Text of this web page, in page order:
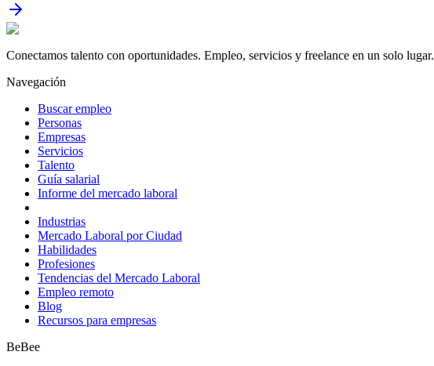
Conectamos talento con oportunidades. Empleo, servicios y freelance en un solo lugar.
Navegación
Buscar empleo
Personas
Empresas
Servicios
Talento
Guía salarial
Informe del mercado laboral
Industrias
Mercado Laboral por Ciudad
Habilidades
Profesiones
Tendencias del Mercado Laboral
Empleo remoto
Blog
Recursos para empresas
BeBee